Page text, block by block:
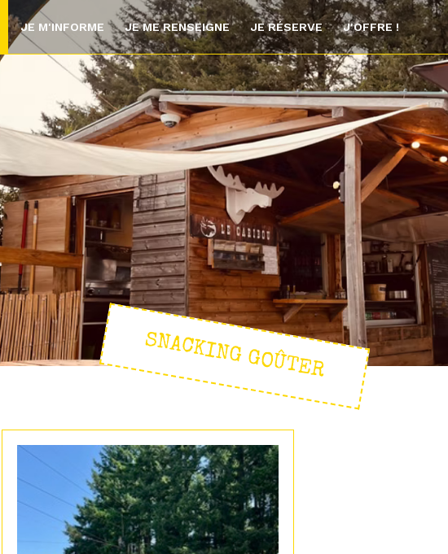
JE M'INFORME JE ME RENSEIGNE JE RÉSERVE J'OFFRE !
SNACKING GOÛTER